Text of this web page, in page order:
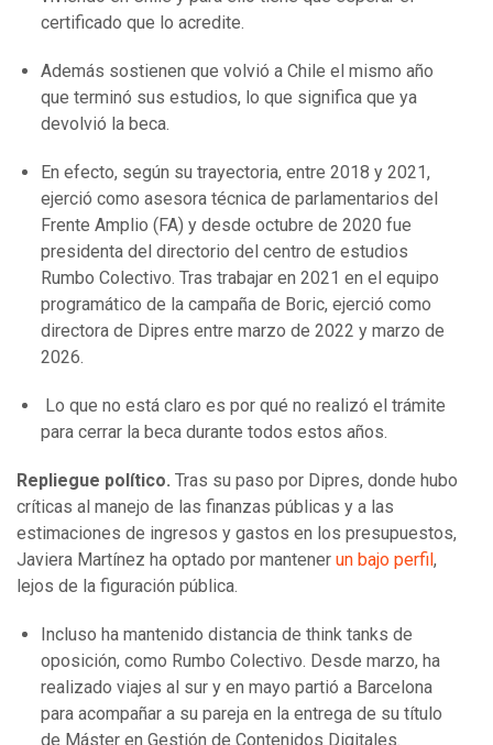
certificado que lo acredite.
Además sostienen que volvió a Chile el mismo año
que terminó sus estudios, lo que significa que ya
devolvió la beca.
En efecto, según su trayectoria, entre 2018 y 2021,
ejerció como asesora técnica de parlamentarios del
Frente Amplio (FA) y desde octubre de 2020 fue
presidenta del directorio del centro de estudios
Rumbo Colectivo. Tras trabajar en 2021 en el equipo
programático de la campaña de Boric, ejerció como
directora de Dipres entre marzo de 2022 y marzo de
2026.
Lo que no está claro es por qué no realizó el trámite
para cerrar la beca durante todos estos años.
Repliegue político. Tras su paso por Dipres, donde hubo
críticas al manejo de las finanzas públicas y a las
estimaciones de ingresos y gastos en los presupuestos,
Javiera Martínez ha optado por mantener un bajo perfil ,
lejos de la figuración pública.
Incluso ha mantenido distancia de think tanks de
oposición, como Rumbo Colectivo. Desde marzo, ha
realizado viajes al sur y en mayo partió a Barcelona
para acompañar a su pareja en la entrega de su título
de Máster en Gestión de Contenidos Digitales.